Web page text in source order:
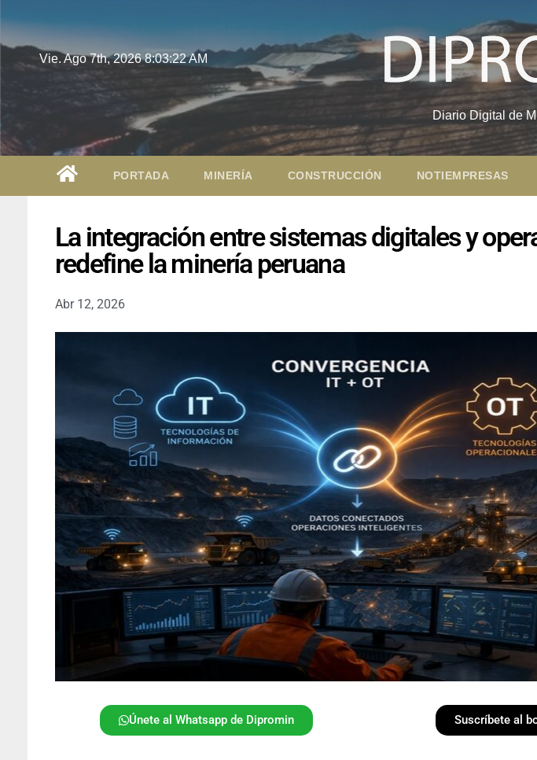
Vie. Ago 7th, 20268:03:23 AM
Diario Digital de
PORTADA MINERÍA CONSTRUCCIÓN NOTIEMPRESAS
La integración entre sistemas digitales y
redefine la minería peruana
Abr 12, 2026
Únete al Whatsapp de Dipromin Suscríbete al